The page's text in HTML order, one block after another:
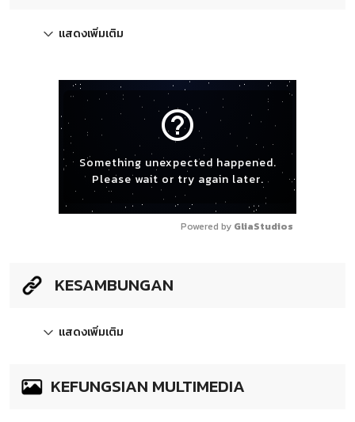
แสดงเพิ่มเติม
help_outline
Something unexpected happened.
Please wait or try again later.
Powered by GliaStudios
KESAMBUNGAN
แสดงเพิ่มเติม
KEFUNGSIAN MULTIMEDIA